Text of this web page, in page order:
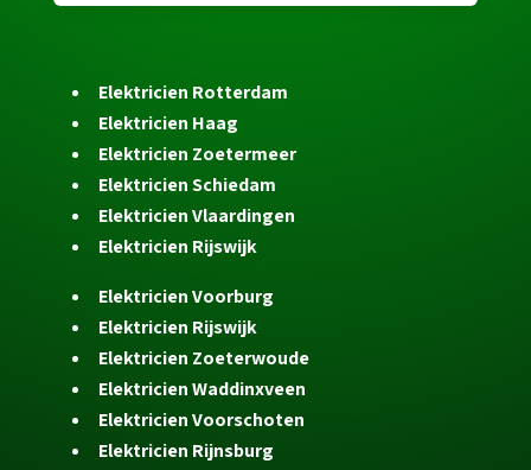
Elektricien Rotterdam
Elektricien Haag
Elektricien Zoetermeer
Elektricien Schiedam
Elektricien Vlaardingen
Elektricien Rijswijk
Elektricien Voorburg
Elektricien Rijswijk
Elektricien Zoeterwoude
Elektricien Waddinxveen
Elektricien Voorschoten
Elektricien Rijnsburg